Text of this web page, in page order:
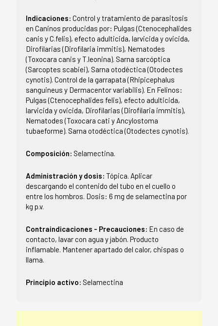
Indicaciones: Control y tratamiento de parasitosis
en Caninos producidas por: Pulgas (Ctenocephalides
canis y C.felis), efecto adulticida, larvicida y ovicida,
Dirofilarias (Dirofilaria immitis), Nematodes
(Toxocara canis y T.leonina). Sarna sarcóptica
(Sarcoptes scabiei), Sarna otodéctica (Otodectes
cynotis). Control de la garrapata (Rhipicephalus
sanguineus y Dermacentor variabilis). En Felinos:
Pulgas (Ctenocephalides felis), efecto adulticida,
larvicida y ovicida, Dirofilarias (Dirofilaria immitis),
Nematodes (Toxocara cati y Ancylostoma
tubaeforme). Sarna otodéctica (Otodectes cynotis).
Composición: Selamectina.
Administración y dosis: Tópica. Aplicar
descargando el contenido del tubo en el cuello o
entre los hombros. Dosis: 6 mg de selamectina por
kg p.v.
Contraindicaciones - Precauciones: En caso de
contacto, lavar con agua y jabón. Producto
inflamable. Mantener apartado del calor, chispas o
llama.
Principio activo: Selamectina